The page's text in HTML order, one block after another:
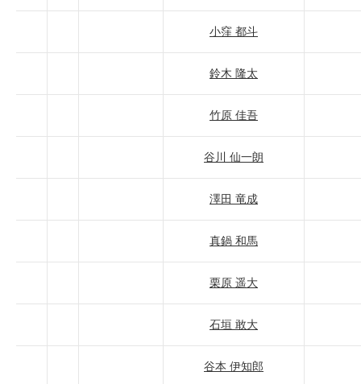
小窪 都斗
鈴木 隆太
竹原 佳吾
谷川 仙一朗
澤田 竜成
真鍋 和馬
栗原 遥大
石垣 敢大
谷本 伊知郎